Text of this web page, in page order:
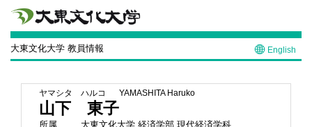
大東文化大学 教員情報 English
ヤマシタ ハルコ YAMASHITA Haruko
山下 東子
所属
大東文化大学 経済学部 現代経済学科